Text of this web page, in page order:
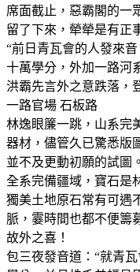
席面截止，惡霸閣的一
留了下來，犖犖是有正
“前日青瓦會的人發來
十萬學分，外加一路河
洪霸先言外之意跌落，
一路官場 石板路
林逸眼簾一跳，山系完
器材，儘管久已驚悉版
並不及更動初願的試圖。
全系完備疆域，寶石是
獨美土地原石常有可遇
脈，霎時間也都不便籌
故外之喜！
包三夜發音道：“就青